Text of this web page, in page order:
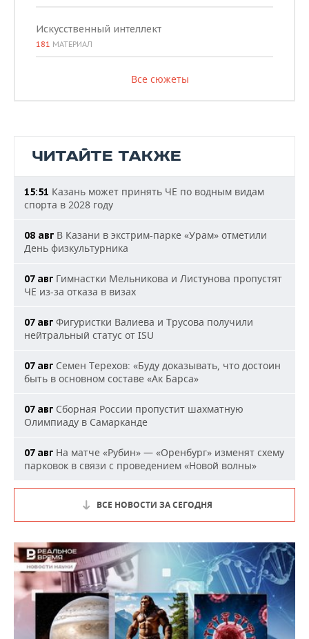
Искусственный интеллект
181 МАТЕРИАЛ
Все сюжеты
ЧИТАЙТЕ ТАКЖЕ
15:51 Казань может принять ЧЕ по водным видам
спорта в 2028 году
08 авг В Казани в экстрим-парке «Урам» отметили
День физкультурника
07 авг Гимнастки Мельникова и Листунова пропустят
ЧЕ из-за отказа в визах
07 авг Фигуристки Валиева и Трусова получили
нейтральный статус от ISU
07 авг Семен Терехов: «Буду доказывать, что достоин
быть в основном составе «Ак Барса»
07 авг Сборная России пропустит шахматную
Олимпиаду в Самарканде
07 авг На матче «Рубин» — «Оренбург» изменят схему
парковок в связи с проведением «Новой волны»
ВСЕ НОВОСТИ ЗА СЕГОДНЯ